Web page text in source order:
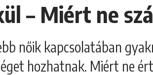
– Miért ne
nőik kapcsolatában
hozhatnak. Miért ne